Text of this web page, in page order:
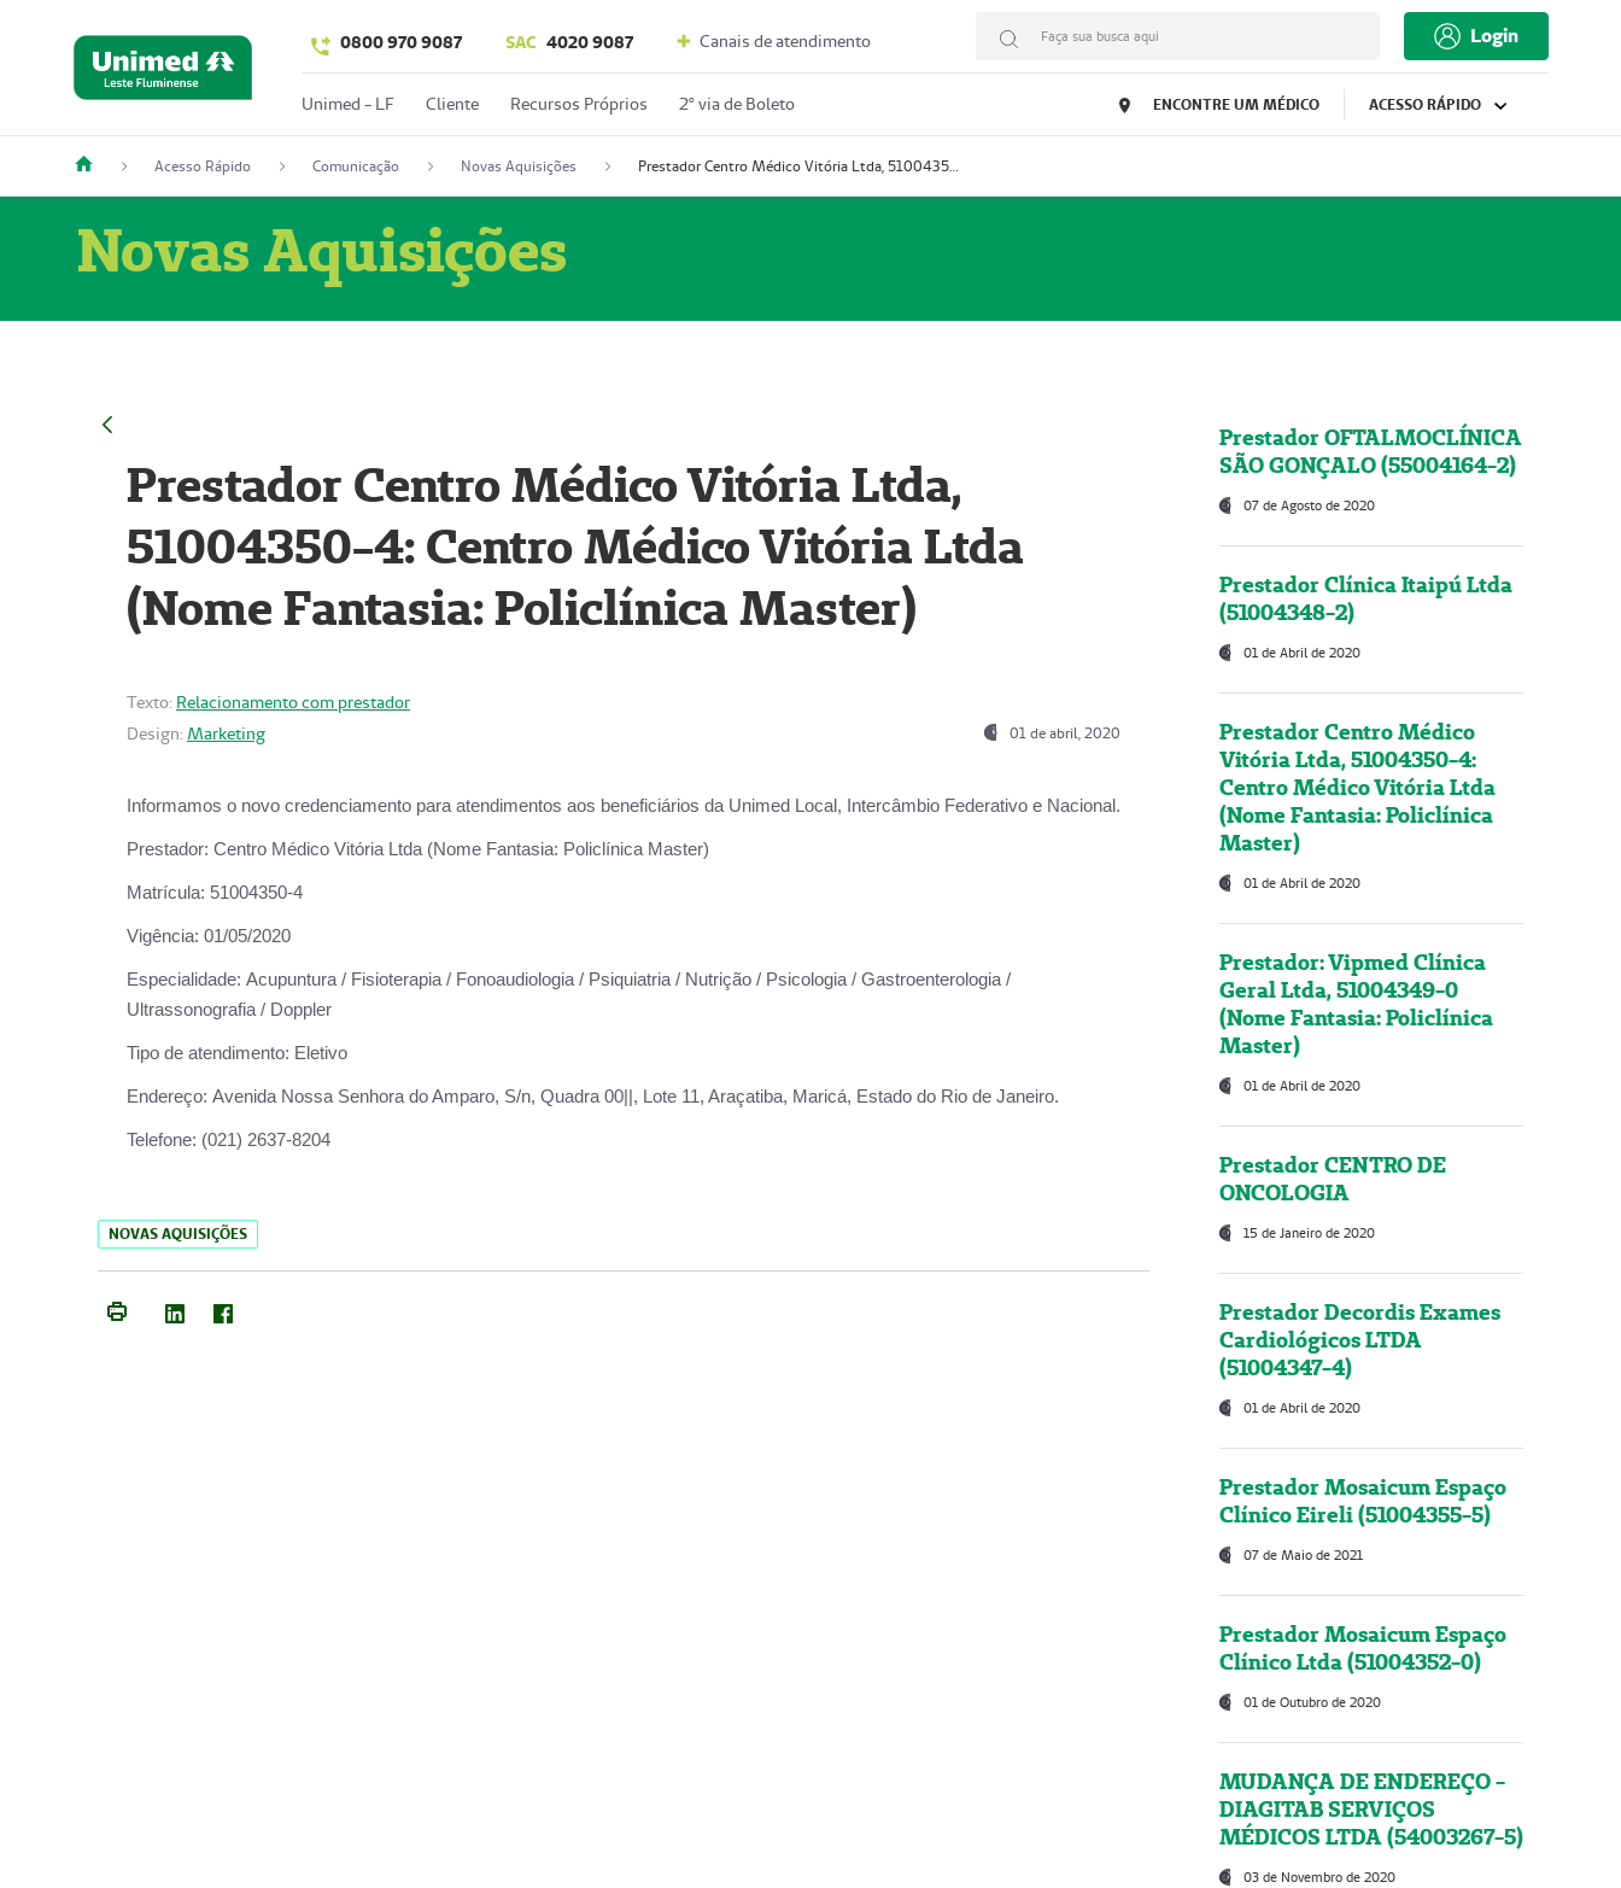
0800 970 9087 SAC 4020 9087 Canais de atendimento Faça sua busca aqui Login
Unimed - LF Cliente Recursos Próprios 2º via de Boleto ENCONTRE UM MÉDICO ACESSO RÁPIDO
Acesso Rápido Comunicação Novas Aquisições Prestador Centro Médico Vitória Ltda, 51004350-4: Centro Médico Vitória Ltda (Nome Fantasia: Policlínica Master)
Novas Aquisições
Prestador Centro Médico Vitória Ltda,
51004350-4: Centro Médico Vitória Ltda
(Nome Fantasia: Policlínica Master)
Texto: Relacionamento com prestador
Design: Marketing 01 de abril, 2020
Informamos o novo credenciamento para atendimentos aos beneficiários da Unimed Local, Intercâmbio Federativo e Nacional.
Prestador: Centro Médico Vitória Ltda (Nome Fantasia: Policlínica Master)
Matrícula: 51004350-4
Vigência: 01/05/2020
Especialidade: Acupuntura / Fisioterapia / Fonoaudiologia / Psiquiatria / Nutrição / Psicologia / Gastroenterologia /
Ultrassonografia / Doppler
Tipo de atendimento: Eletivo
Endereço: Avenida Nossa Senhora do Amparo, S/n, Quadra 00||, Lote 11, Araçatiba, Maricá, Estado do Rio de Janeiro.
Telefone: (021) 2637-8204
NOVAS AQUISIÇÕES
Prestador OFTALMOCLÍNICA
SÃO GONÇALO (55004164-2)
07 de Agosto de 2020
Prestador Clínica Itaipú Ltda
(51004348-2)
01 de Abril de 2020
Prestador Centro Médico
Vitória Ltda, 51004350-4:
Centro Médico Vitória Ltda
(Nome Fantasia: Policlínica
Master)
01 de Abril de 2020
Prestador: Vipmed Clínica
Geral Ltda, 51004349-0
(Nome Fantasia: Policlínica
Master)
01 de Abril de 2020
Prestador CENTRO DE
ONCOLOGIA
15 de Janeiro de 2020
Prestador Decordis Exames
Cardiológicos LTDA
(51004347-4)
01 de Abril de 2020
Prestador Mosaicum Espaço
Clínico Eireli (51004355-5)
07 de Maio de 2021
Prestador Mosaicum Espaço
Clínico Ltda (51004352-0)
01 de Outubro de 2020
MUDANÇA DE ENDEREÇO -
DIAGITAB SERVIÇOS
MÉDICOS LTDA (54003267-5)
03 de Novembro de 2020